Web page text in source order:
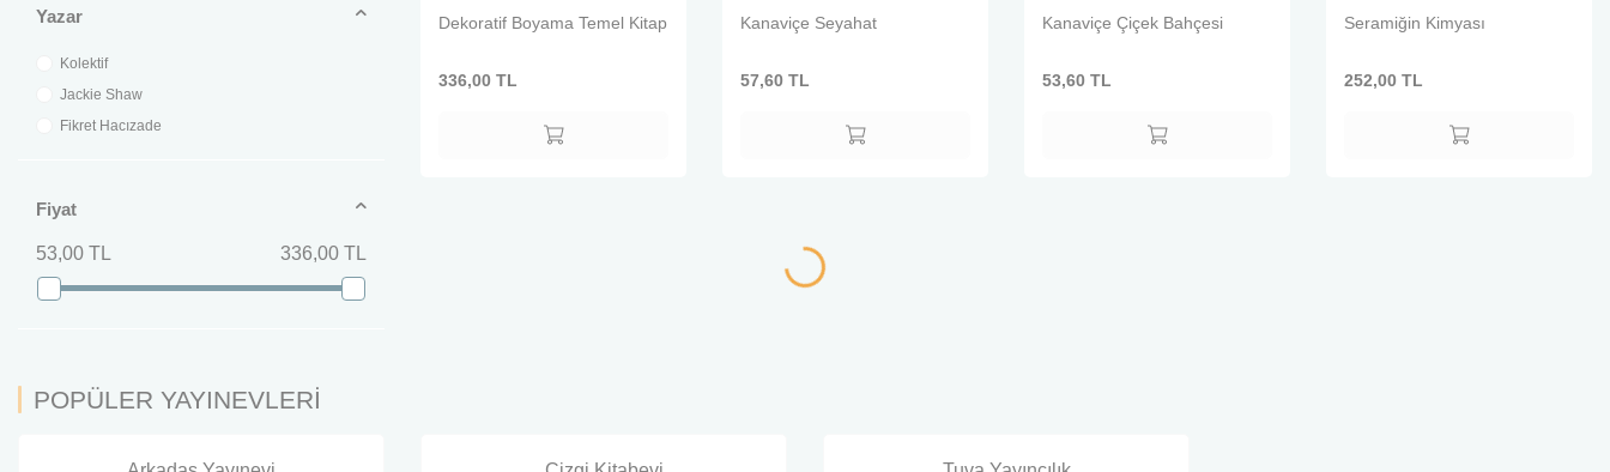
Spor ve Sporcular
Yemek ve Tatlı
Hobi
Yazar
Kolektif
Jackie Shaw
Fikret Hacızade
Fiyat
53,00 TL 336,00 TL
Dekoratif Boyama Temel Kitap
336,00 TL
Kanaviçe Seyahat
57,60 TL
Kanaviçe Çiçek Bahçesi
53,60 TL
Seramiğin Kimyası
252,00 TL
POPÜLER YAYINEVLERİ